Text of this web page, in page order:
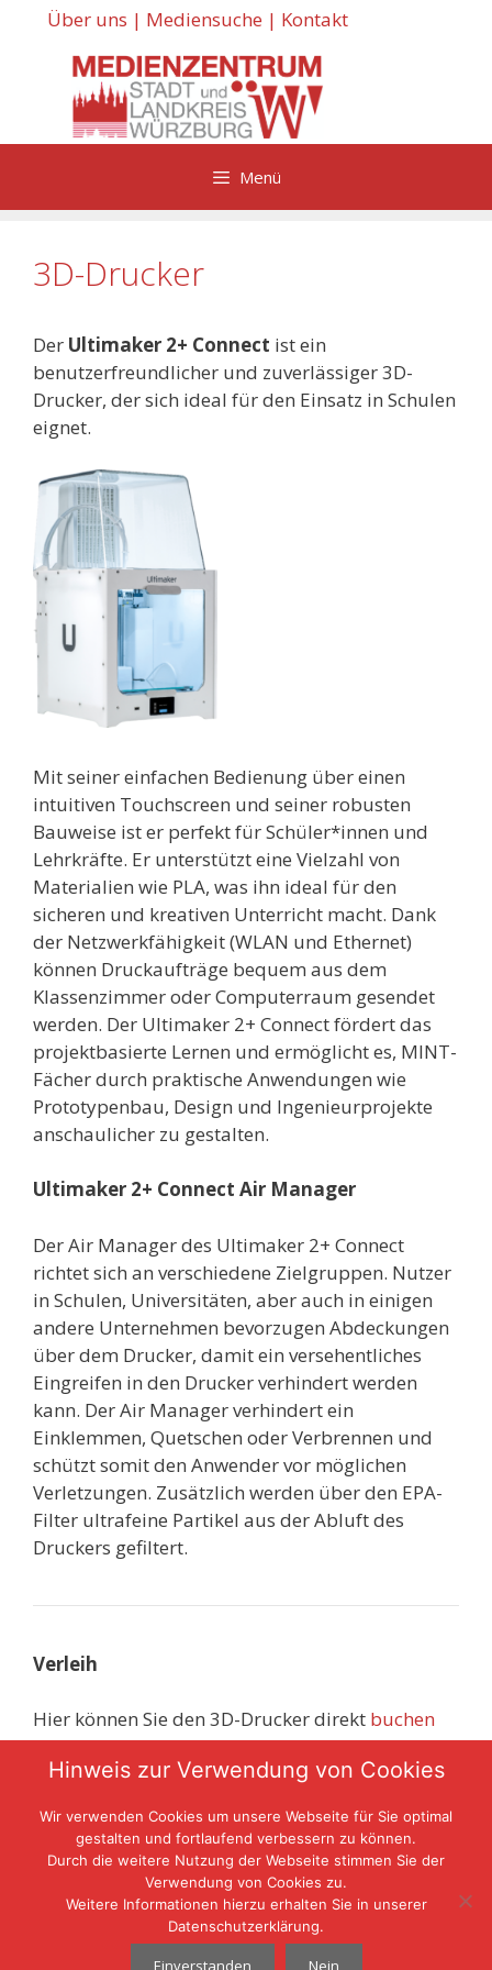
Über uns | Mediensuche | Kontakt
Menü
3D-Drucker
Der Ultimaker 2+ Connect ist ein
benutzerfreundlicher und zuverlässiger 3D-
Drucker, der sich ideal für den Einsatz in Schulen
eignet.
Mit seiner einfachen Bedienung über einen
intuitiven Touchscreen und seiner robusten
Bauweise ist er perfekt für Schüler*innen und
Lehrkräfte. Er unterstützt eine Vielzahl von
Materialien wie PLA, was ihn ideal für den
sicheren und kreativen Unterricht macht. Dank
der Netzwerkfähigkeit (WLAN und Ethernet)
können Druckaufträge bequem aus dem
Klassenzimmer oder Computerraum gesendet
werden. Der Ultimaker 2+ Connect fördert das
projektbasierte Lernen und ermöglicht es, MINT-
Fächer durch praktische Anwendungen wie
Prototypenbau, Design und Ingenieurprojekte
anschaulicher zu gestalten.
Ultimaker 2+ Connect Air Manager
Der Air Manager des Ultimaker 2+ Connect
richtet sich an verschiedene Zielgruppen. Nutzer
in Schulen, Universitäten, aber auch in einigen
andere Unternehmen bevorzugen Abdeckungen
über dem Drucker, damit ein versehentliches
Eingreifen in den Drucker verhindert werden
kann. Der Air Manager verhindert ein
Einklemmen, Quetschen oder Verbrennen und
schützt somit den Anwender vor möglichen
Verletzungen. Zusätzlich werden über den EPA-
Filter ultrafeine Partikel aus der Abluft des
Druckers gefiltert.
Verleih
Hier können Sie den 3D-Drucker direkt buchen
bzw. für einen Zeitraum reservieren.
Abholung der Geräte.
Hinweis zur Verwendung von Cookies
Wir verwenden Cookies um unsere Webseite für Sie optimal
gestalten und fortlaufend verbessern zu können.
Durch die weitere Nutzung der Webseite stimmen Sie der
Verwendung von Cookies zu.
Weitere Informationen hierzu erhalten Sie in unserer
Datenschutzerklärung.
Einverstanden Nein